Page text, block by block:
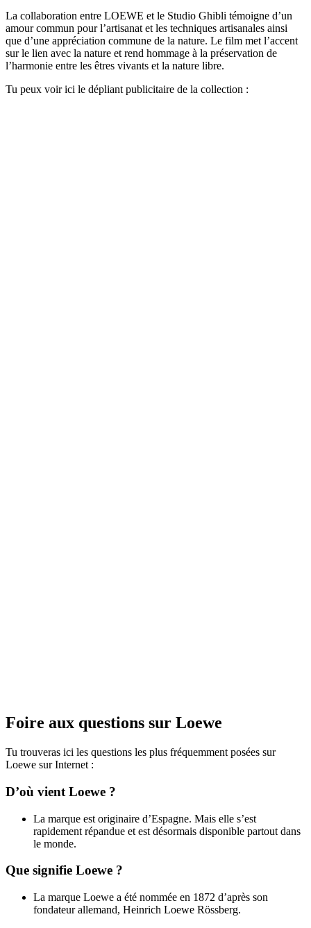
La collaboration entre LOEWE et le Studio Ghibli témoigne d’un
amour commun pour l’artisanat et les techniques artisanales ainsi
que d’une appréciation commune de la nature. Le film met l’accent
sur le lien avec la nature et rend hommage à la préservation de
l’harmonie entre les êtres vivants et la nature libre.
Tu peux voir ici le dépliant publicitaire de la collection :
Foire aux questions sur Loewe
Tu trouveras ici les questions les plus fréquemment posées sur
Loewe sur Internet :
D’où vient Loewe ?
La marque est originaire d’Espagne. Mais elle s’est
rapidement répandue et est désormais disponible partout dans
le monde.
Que signifie Loewe ?
La marque Loewe a été nommée en 1872 d’après son
fondateur allemand, Heinrich Loewe Rössberg.